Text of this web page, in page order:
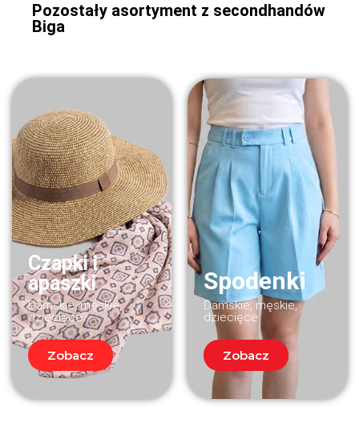
Pozostały asortyment z secondhandów
Biga
Czapki i
apaszki
Damskie, męskie,
dziecięce
Zobacz
Spodenki
Damskie, męskie,
dziecięce
Zobacz